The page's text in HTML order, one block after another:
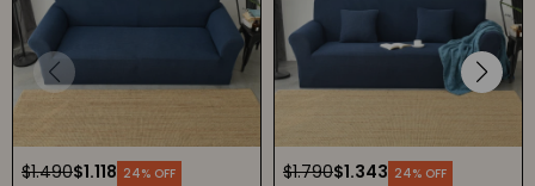
$1.118
$1.490 24 $1.343
$1.790 24